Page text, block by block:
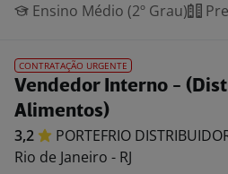
Ensino Médio (2º Grau)
CONTRATAÇÃO URGENTE
Vendedor Interno -
Alimentos)
3,2 PORTEFRIO
Rio de Janeiro - RJ